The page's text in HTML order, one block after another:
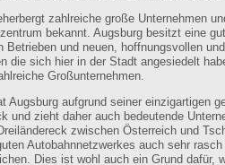
zahlreiche große Unternehmen
bekannt. Augsburg besitzt eine
Betrieben und neuen, hoffnungsvollen
die sich hier in der Stadt angesiedelt
Großunternehmen.
Augsburg aufgrund seiner einzigartigen
und zieht daher auch bedeutende
zwischen Österreich und
Autobahnnetzwerkes auch sehr
Dies ist wohl auch ein Grund dafür,